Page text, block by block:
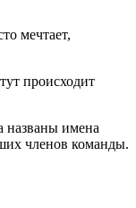
мечтает,
происходит
названы имена
членов команды.